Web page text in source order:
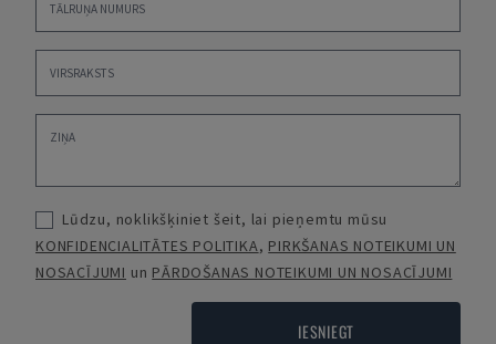
Lūdzu, noklikšķiniet šeit, lai pieņemtu mūsu
KONFIDENCIALITĀTES POLITIKA, PIRKŠANAS NOTEIKUMI UN
NOSACĪJUMI un PĀRDOŠANAS NOTEIKUMI UN NOSACĪJUMI
IESNIEGT